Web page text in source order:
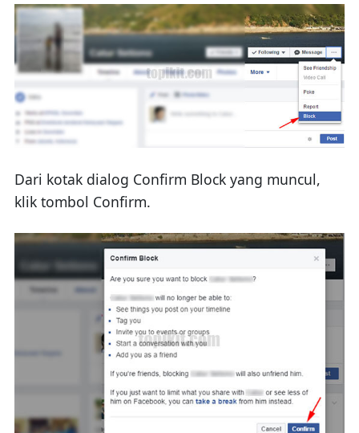
Dari kotak dialog Confirm Block yang muncul,
klik tombol Confirm.